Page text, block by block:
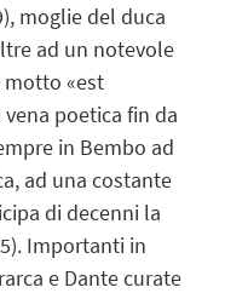
moglie del duca
ad un notevole
motto «est
poetica fin da
in Bembo ad
ad una costante
di decenni la
Importanti in
e Dante curate